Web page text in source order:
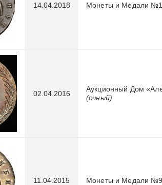
14.04.2018 Монеты и Медали
02.04.2016
Аукционный Дом
(очный)
11.04.2015 Монеты и Медали